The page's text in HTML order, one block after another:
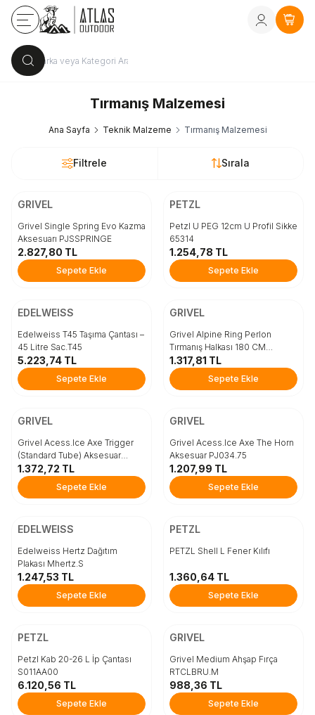
Kayıt Ol veya
Tırmanış Malzemesi
Ana Sayfa Teknik Malzeme Tırmanış Malzemesi
Filtrele Sırala
Beden
STD
Sepete Ekle
GRIVEL
Grivel Single Spring Evo Kazma
Aksesuarı PJSSPRINGE
2.827,80 TL
Sepete Ekle
Beden
STD
Sepete Ekle
PETZL
Petzl U PEG 12cm U Profil Sikke
65314
1.254,78 TL
Sepete Ekle
Beden
STD
Sepete Ekle
EDELWEISS
Edelweiss T45 Taşıma Çantası –
45 Litre Sac.T45
5.223,74 TL
Sepete Ekle
Beden
STD
Sepete Ekle
GRIVEL
Grivel Alpine Ring Perlon
Tırmanış Halkası 180 CM
RTRINGAL
1.317,81 TL
Sepete Ekle
Beden
STD
Sepete Ekle
GRIVEL
Grivel Acess.Ice Axe Trigger
(Standard Tube) Aksesuar
PJ034.74
1.372,72 TL
Sepete Ekle
Beden
STD
Sepete Ekle
GRIVEL
Grivel Acess.Ice Axe The Horn
Aksesuar PJ034.75
1.207,99 TL
Sepete Ekle
Beden
STD
Sepete Ekle
EDELWEISS
Edelweiss Hertz Dağıtım
Plakası Mhertz.S
1.247,53 TL
Sepete Ekle
Beden
STD
Sepete Ekle
PETZL
PETZL Shell L Fener Kılıfı
1.360,64 TL
Sepete Ekle
Beden
STD
Sepete Ekle
PETZL
Petzl Kab 20-26 L İp Çantası
S011AA00
6.120,56 TL
Sepete Ekle
Beden
S M
Sepete Ekle
GRIVEL
Grivel Medium Ahşap Fırça
RTCLBRU.M
988,36 TL
Sepete Ekle